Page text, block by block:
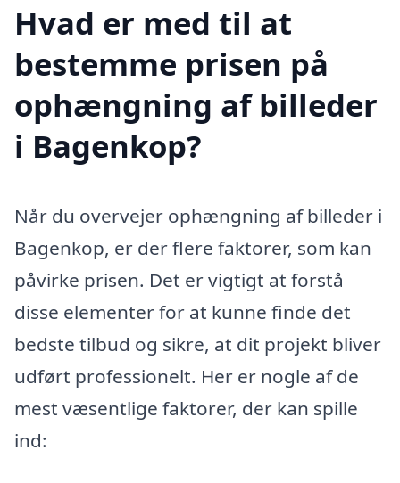
Hvad er med til at
bestemme prisen på
ophængning af billeder
i Bagenkop?
Når du overvejer ophængning af billeder i
Bagenkop, er der flere faktorer, som kan
påvirke prisen. Det er vigtigt at forstå
disse elementer for at kunne finde det
bedste tilbud og sikre, at dit projekt bliver
udført professionelt. Her er nogle af de
mest væsentlige faktorer, der kan spille
ind: